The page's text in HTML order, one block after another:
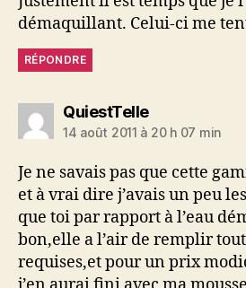
démaquillant. Celui-ci me
RÉPONDRE
QuiestTelledit :
14 août 2011 à 20 h 07 min
Je ne savais pas que cette
et à vrai dire j’avais un peu
que toi par rapport à l’eau
bon,elle a l’air de remplir
requises,et pour un prix